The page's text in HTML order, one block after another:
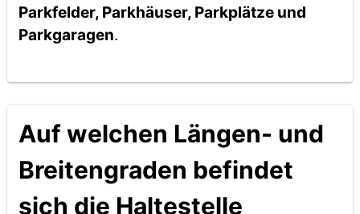
Parkfelder, Parkhäuser, Parkplätze und
Parkgaragen.
Auf welchen Längen- und
Breitengraden befindet
sich die Haltestelle